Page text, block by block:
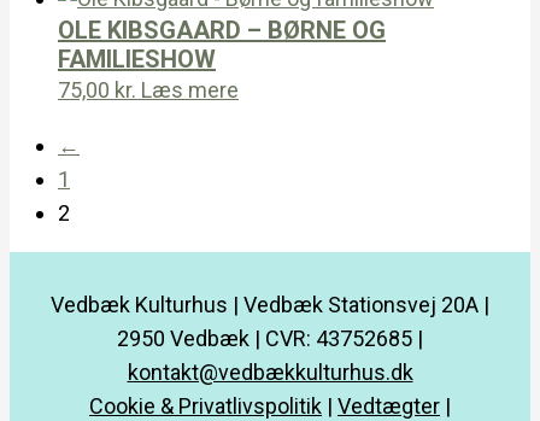
OLE KIBSGAARD – BØRNE OG
FAMILIESHOW
75,00 kr. Læs mere
←
1
2
Vedbæk Kulturhus | Vedbæk Stationsvej 20A |
2950 Vedbæk | CVR: 43752685 |
kontakt@vedbækkulturhus.dk
Cookie & Privatlivspolitik | Vedtægter |